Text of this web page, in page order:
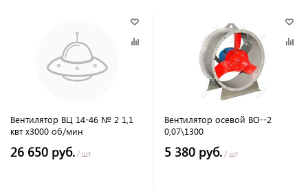
Вентилятор ВЦ 14-46 № 2 1,1
квт х3000 об/мин
26 650 руб. / шт
Вентилятор осевой ВО--2
0,07\1300
5 380 руб. / шт